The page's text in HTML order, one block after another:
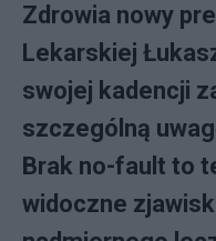
Zdrowia nowy
Lekarskiej
swojej kadencji
szczególną
Brak no-fault to
widoczne